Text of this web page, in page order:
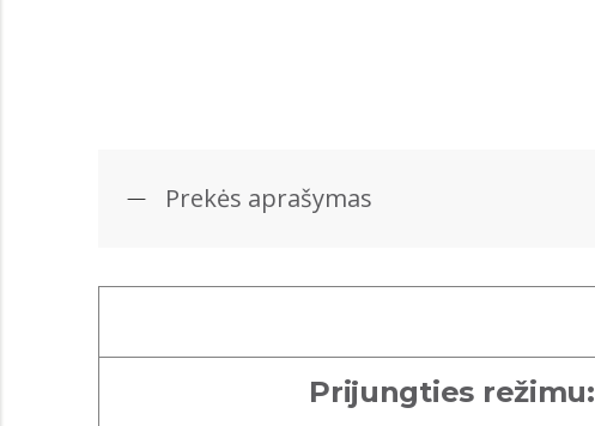
Prekės aprašymas
Prijungties režimu: